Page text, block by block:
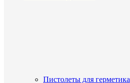
Пистолеты для герметика